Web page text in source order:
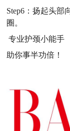
Step6 ：扬起头部
圈。
专业护颈小能手
助你事半功倍！